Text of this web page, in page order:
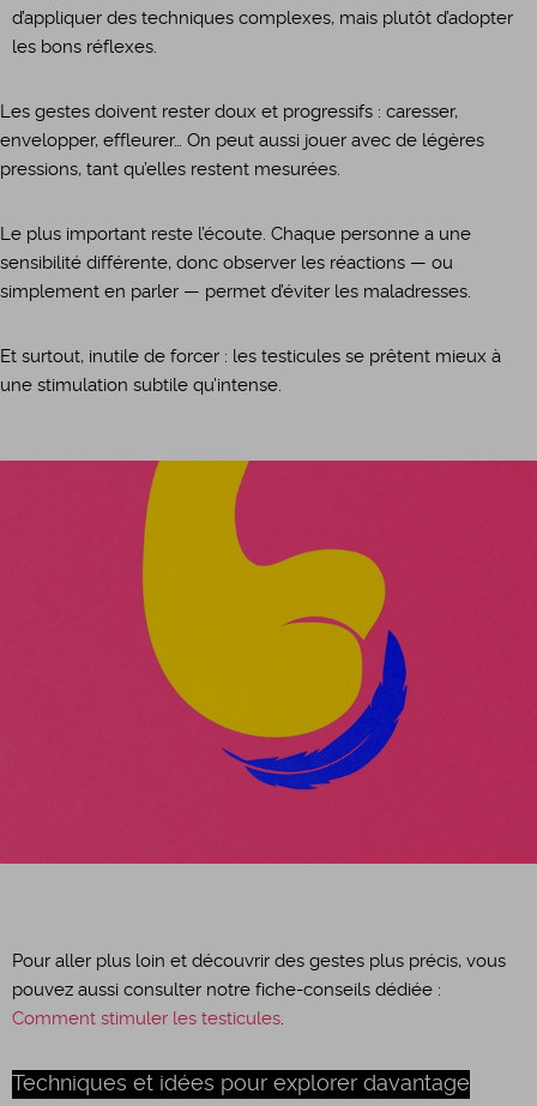
d’appliquer des techniques complexes, mais plutôt d’adopter
les bons réflexes.
Les gestes doivent rester doux et progressifs : caresser,
envelopper, effleurer… On peut aussi jouer avec de légères
pressions, tant qu’elles restent mesurées.
Le plus important reste l’écoute. Chaque personne a une
sensibilité différente, donc observer les réactions — ou
simplement en parler — permet d’éviter les maladresses.
Et surtout, inutile de forcer : les testicules se prêtent mieux à
une stimulation subtile qu’intense.
Pour aller plus loin et découvrir des gestes plus précis, vous
pouvez aussi consulter notre fiche-conseils dédiée :
Comment stimuler les testicules
Techniques et idées pour explorer davantage